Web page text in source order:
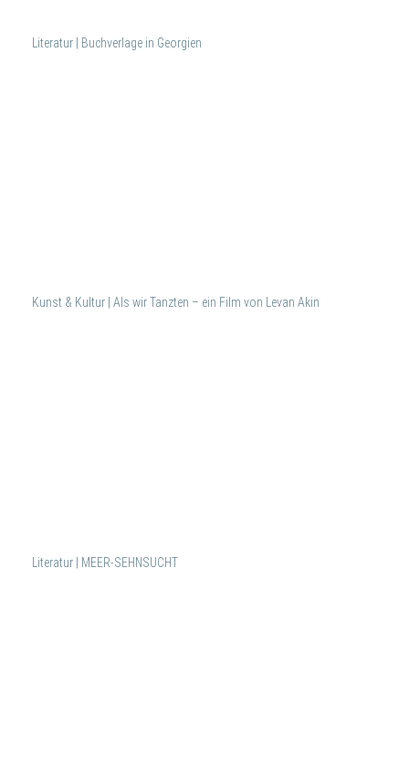
Literatur | Buchverlage in Georgien
Kunst & Kultur | Als wir Tanzten – ein Film von Levan Akin
Literatur | MEER-SEHNSUCHT